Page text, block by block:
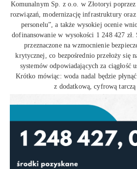
Komunalnym Sp. z o.o. w Złotoryi poprzez
rozwiązań, modernizację infrastruktury
personelu”, a także wysokiej ocenie
dofinansowanie w wysokości 1 248 427 zł.
przeznaczone na wzmocnienie
krytycznej, co bezpośrednio przełoży się
systemów odpowiadających za ciągłość
Krótko mówiąc: woda nadal będzie
z dodatkową, cyfrową tarczą